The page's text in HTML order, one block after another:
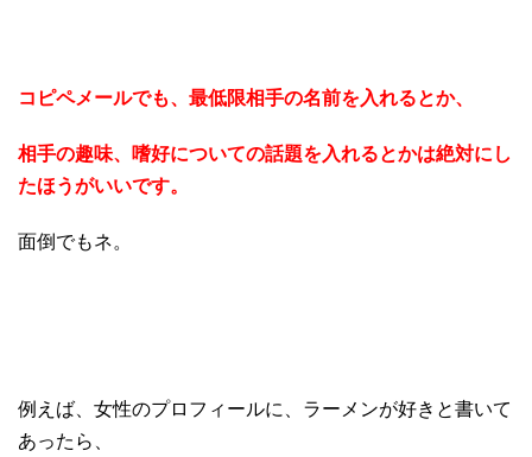
コピペメールでも、最低限相手の名前を入れるとか、
相手の趣味、嗜好についての話題を入れるとかは絶対にし
たほうがいいです。
面倒でもネ。
例えば、女性のプロフィールに、ラーメンが好きと書いて
あったら、